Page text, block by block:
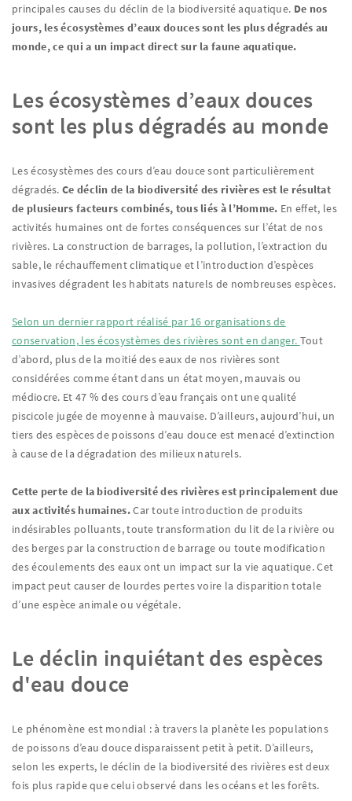
principales causes du déclin de la biodiversité aquatique. De nos
jours, les écosystèmes d’eaux douces sont les plus dégradés au
monde, ce qui a un impact direct sur la faune aquatique.
Les écosystèmes d’eaux douces
sont les plus dégradés au monde
Les écosystèmes des cours d’eau douce sont particulièrement
dégradés. Ce déclin de la biodiversité des rivières est le résultat
de plusieurs facteurs combinés, tous liés à l’Homme. En effet, les
activités humaines ont de fortes conséquences sur l’état de nos
rivières. La construction de barrages, la pollution, l’extraction du
sable, le réchauffement climatique et l’introduction d’espèces
invasives dégradent les habitats naturels de nombreuses espèces.
Selon un dernier rapport réalisé par 16 organisations de
conservation, les écosystèmes des rivières sont en danger. Tout
d’abord, plus de la moitié des eaux de nos rivières sont
considérées comme étant dans un état moyen, mauvais ou
médiocre. Et 47 % des cours d’eau français ont une qualité
piscicole jugée de moyenne à mauvaise. D’ailleurs, aujourd’hui, un
tiers des espèces de poissons d’eau douce est menacé d’extinction
à cause de la dégradation des milieux naturels.
Cette perte de la biodiversité des rivières est principalement due
aux activités humaines.Car toute introduction de produits
indésirables polluants, toute transformation du lit de la rivière ou
des berges par la construction de barrage ou toute modification
des écoulements des eaux ont un impact sur la vie aquatique. Cet
impact peut causer de lourdes pertes voire la disparition totale
d’une espèce animale ou végétale.
Le déclin inquiétant des espèces
d'eau douce
Le phénomène est mondial : à travers la planète les populations
de poissons d’eau douce disparaissent petit à petit. D’ailleurs,
selon les experts, le déclin de la biodiversité des rivières est deux
fois plus rapide que celui observé dans les océans et les forêts.